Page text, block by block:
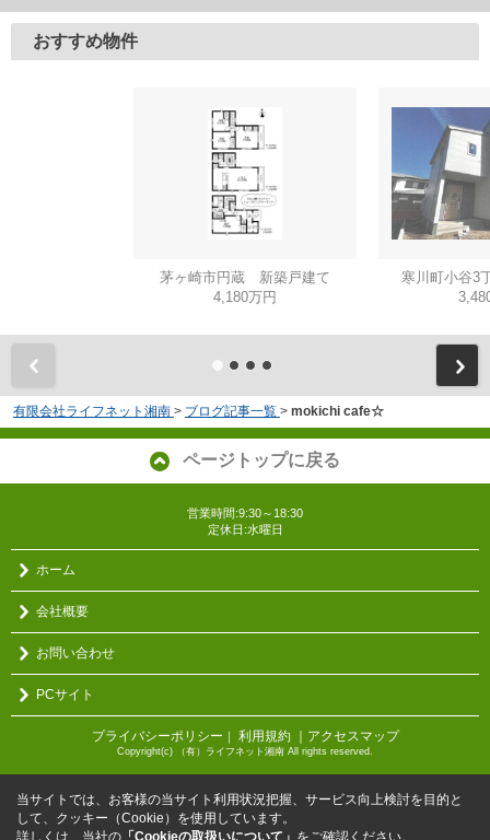
おすすめ物件
茅ヶ崎市円蔵 新築戸建て
4,180万円
寒川町小谷3
有限会社ライフネット湘南 > ブログ記事一覧 > mokichi cafe☆
ページトップに戻る
営業時間:9:30～18:30
定休日:水曜日
ホーム
会社概要
お問い合わせ
PCサイト
プライバシーポリシー ｜ 利用規約 ｜アクセスマップ
Copyright(c) （有）ライフネット湘南 All rights reserved.
当サイトでは、お客様の当サイト利用状況把握、サービス向上検討を目的と
して、クッキー（Cookie）を使用しています。
詳しくは、当社の 「Cookieの取扱いについて」 をご確認ください。